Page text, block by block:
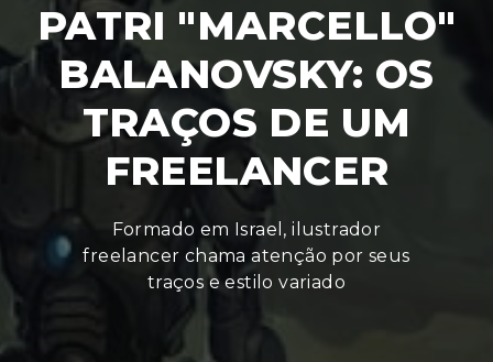
PATRI "MARCELLO"
BALANOVSKY: OS
TRAÇOS DE UM
FREELANCER
Formado em Israel, ilustrador
freelancer chama atenção por seus
traços e estilo variado